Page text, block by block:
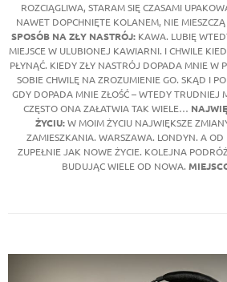
ROZCIĄGLIWA, STARAM SIĘ CZASAMI
NAWET DOPCHNIĘTE KOLANEM, NIE
SPOSÓB NA ZŁY NASTRÓJ:KAWA. LUBIĘ
MIEJSCE W ULUBIONEJ KAWIARNI. I CHWILE
PŁYNĄĆ. KIEDY ZŁY NASTRÓJ DOPADA MNIE W
SOBIE CHWILĘ NA ZROZUMIENIE GO. SKĄD I
GDY DOPADA MNIE ZŁOŚĆ – WTEDY TRUDNIEJ
CZĘSTO ONA ZAŁATWIA TAK WIELE…
ŻYCIU:W MOIM ŻYCIU NAJWIĘKSZE
ZAMIESZKANIA. WARSZAWA. LONDYN. A
ZUPEŁNIE JAK NOWE ŻYCIE. KOLEJNA
BUDUJĄC WIELE OD NOWA.